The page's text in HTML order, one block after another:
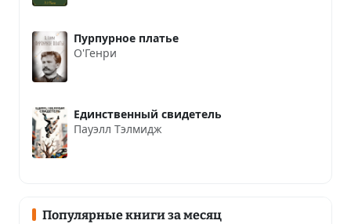
Пурпурное платье
О'Генри
Единственный свидетель
Пауэлл Тэлмидж
Популярные книги за месяц